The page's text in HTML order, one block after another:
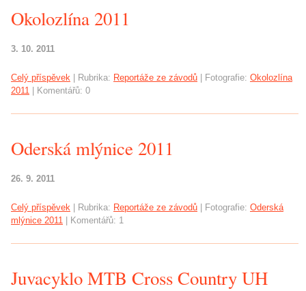
Okolozlína 2011
3. 10. 2011
Celý příspěvek Rubrika: Reportáže ze závodů Fotografie: Okolozlína
2011
Komentářů: 0
Oderská mlýnice 2011
26. 9. 2011
Celý příspěvek Rubrika: Reportáže ze závodů Fotografie: Oderská
mlýnice 2011
Komentářů: 1
Juvacyklo MTB Cross Country UH